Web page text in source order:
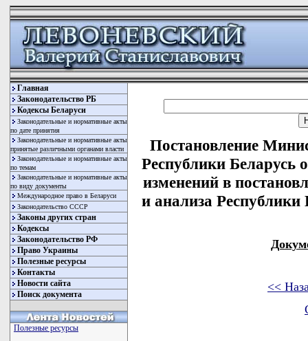
Главная
Законодательство РБ
Кодексы Беларуси
Законодательные и нормативные акты
по дате принятия
Законодательные и нормативные акты
принятые различными органами власти
Законодательные и нормативные акты
по темам
Законодательные и нормативные акты
по виду документы
Международное право в Беларуси
Законодательство СССР
Законы других стран
Кодексы
Законодательство РФ
Право Украины
Полезные ресурсы
Контакты
Новости сайта
Поиск документа
Полезные ресурсы
Постановление
Республики Беларусь
изменений в
и анализа Республики
<<